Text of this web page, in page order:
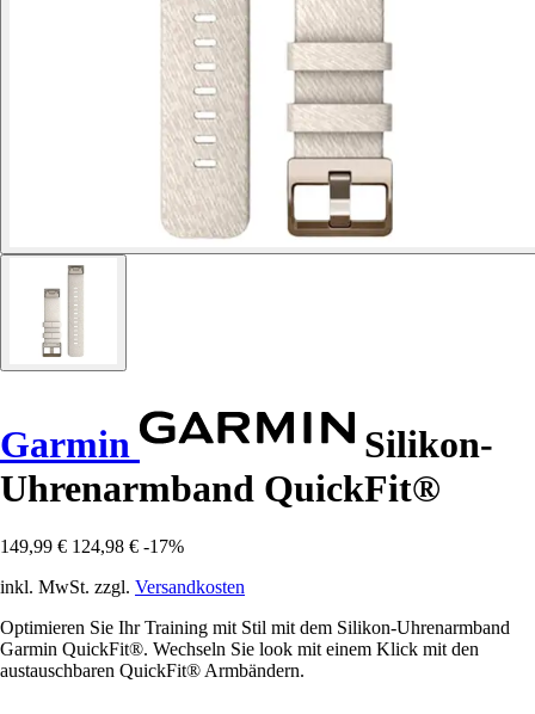
Garmin
Silikon-
Uhrenarmband QuickFit®
149,99 € 124,98 € -17%
inkl. MwSt. zzgl. Versandkosten
Optimieren Sie Ihr Training mit Stil mit dem Silikon-Uhrenarmband
Garmin QuickFit®. Wechseln Sie look mit einem Klick mit den
austauschbaren QuickFit® Armbändern.